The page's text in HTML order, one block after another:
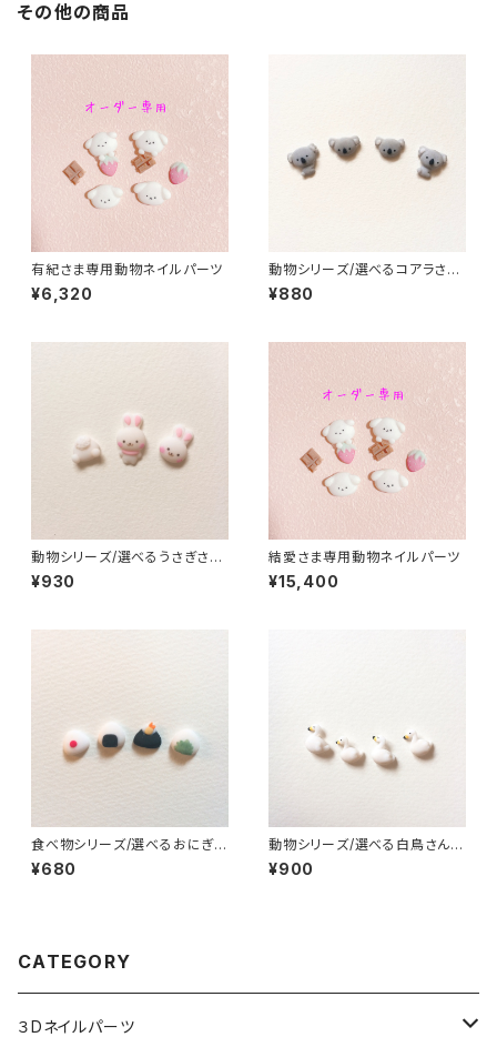
その他の商品
有紀さま専用動物ネイルパーツ
¥6,320
動物シリーズ/選べるコアラさん/
3Dネイルパーツ(5)
¥880
動物シリーズ/選べるうさぎさん/
3Dネイルパーツ(3)
¥930
結愛さま専用動物ネイルパーツ
¥15,400
食べ物シリーズ/選べるおにぎ
り/3Dネイルパーツ(1)
¥680
動物シリーズ/選べる白鳥さん/3
Dネイルパーツ(6)
¥900
CATEGORY
３Dネイルパーツ